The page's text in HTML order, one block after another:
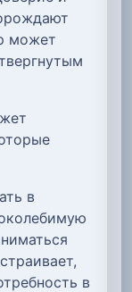
может
в
в